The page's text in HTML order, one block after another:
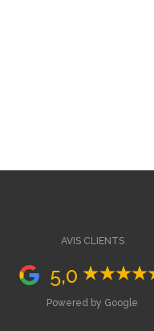
AVIS CLIENTS
5,0
Powered by Google